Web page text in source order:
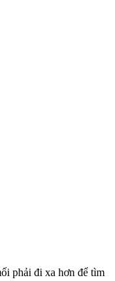
phải đi xa hơn để tìm